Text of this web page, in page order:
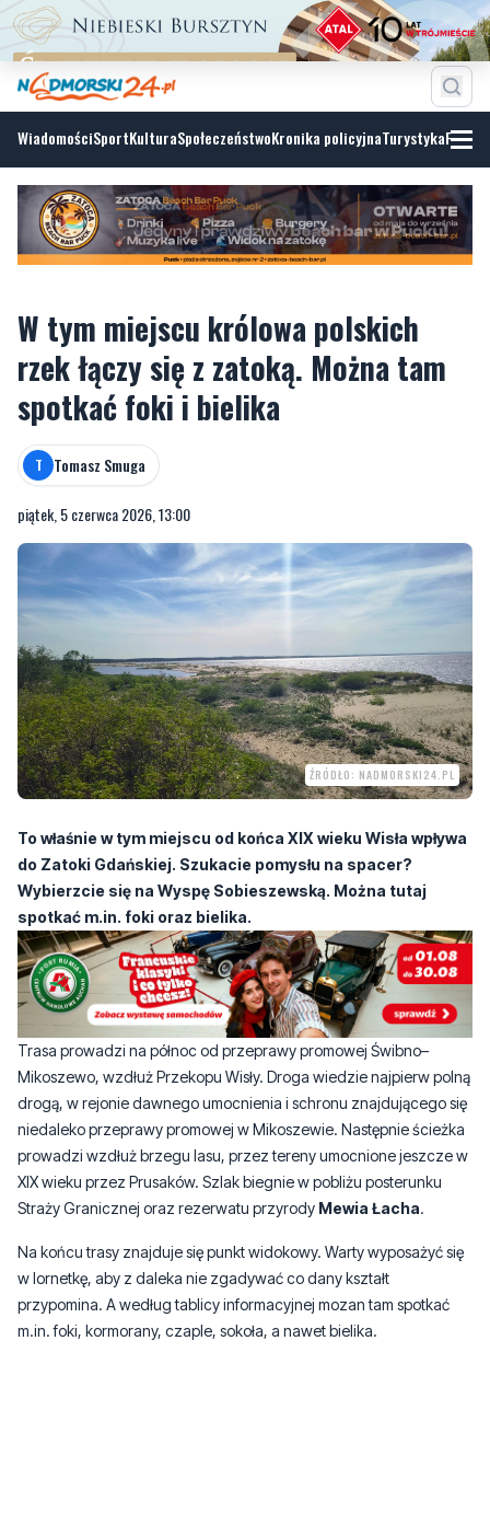
WiadomościSportKulturaSpołeczeństwoKronika policyjnaTurystyka
W tym miejscu królowa polskich
rzek łączy się z zatoką. Można tam
spotkać foki i bielika
T Tomasz Smuga
piątek, 5 czerwca 2026, 13:00
ŹRÓDŁO: NADMORSKI24.PL
To właśnie w tym miejscu od końca XIX wieku Wisła wpływa
do Zatoki Gdańskiej. Szukacie pomysłu na spacer?
Wybierzcie się na Wyspę Sobieszewską. Można tutaj
spotkać m.in. foki oraz bielika.
Trasa prowadzi na północ od przeprawy promowej Świbno–
Mikoszewo, wzdłuż Przekopu Wisły. Droga wiedzie najpierw polną
drogą, w rejonie dawnego umocnienia i schronu znajdującego się
niedaleko przeprawy promowej w Mikoszewie. Następnie ścieżka
prowadzi wzdłuż brzegu lasu, przez tereny umocnione jeszcze w
XIX wieku przez Prusaków. Szlak biegnie w pobliżu posterunku
Straży Granicznej oraz rezerwatu przyrody Mewia Łacha.
Na końcu trasy znajduje się punkt widokowy. Warty wyposażyć się
w lornetkę, aby z daleka nie zgadywać co dany kształt
przypomina. A według tablicy informacyjnej mozan tam spotkać
m.in. foki, kormorany, czaple, sokoła, a nawet bielika.